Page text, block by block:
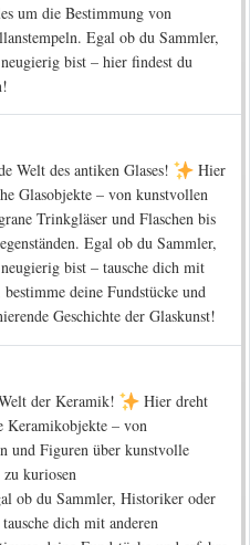
um die Bestimmung von
Egal ob du Sammler,
bist – hier findest du
Welt des antiken Glases!
Hier
Glasobjekte – von kunstvollen
Trinkgläser und Flaschen bis
Egal ob du Sammler,
bist – tausche dich mit
deine Fundstücke und
Geschichte der Glaskunst!
der Keramik!
Hier dreht
Keramikobjekte – von
und Figuren über kunstvolle
kuriosen
ob du Sammler, Historiker oder
dich mit anderen